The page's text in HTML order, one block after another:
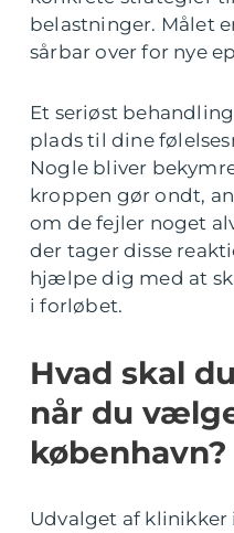
belastninger. Målet
sårbar over for nye
Et seriøst
plads til dine
Nogle bliver
kroppen gør ondt,
om de fejler noget
der tager disse
hjælpe dig med at
i forløbet.
Hvad skal
når du
københavn?
Udvalget af klinikker